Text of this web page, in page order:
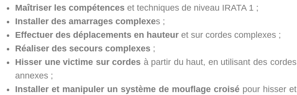
Maîtriser les compétences et techniques de niveau IRATA 1 ;
Installer des amarrages complexes ;
Effectuer des déplacements en hauteur et sur cordes complexes ;
Réaliser des secours complexes ;
Hisser une victime sur cordes à partir du haut, en utilisant des cordes
annexes ;
Installer et manipuler un système de mouflage croisépour hisser et